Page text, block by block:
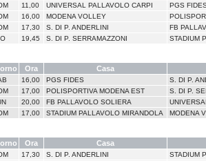
11,00 UNIVERSAL PALLAVOLO CARPI
PGS
16,00 MODENA VOLLEY
17,30 S. DI P. ANDERLINI
FB
19,45 S. DI P. SERRAMAZZONI STADIUM
Ora Casa
16,00 PGS FIDES
S. DI P.
17,00 POLISPORTIVA MODENA EST
S. DI P.
20,00 FB PALLAVOLO SOLIERA
17,00 STADIUM PALLAVOLO MIRANDOLA MODENA
Ora Casa
17,30 S. DI P. ANDERLINI
STADIUM